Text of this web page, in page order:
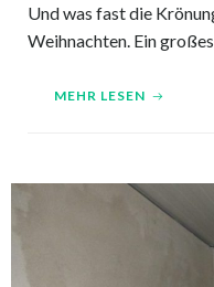
Und was fast die
Weihnachten. Ein
MEHR LESEN